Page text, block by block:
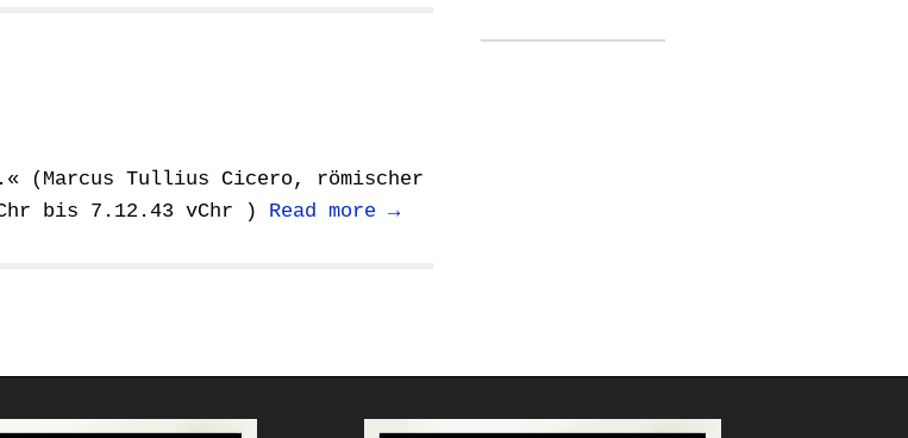
(Marcus Tullius Cicero, römischer
bis 7.12.43 vChr ) Read more →